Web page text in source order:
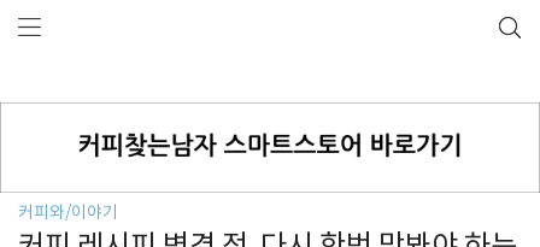
커피와/이야기